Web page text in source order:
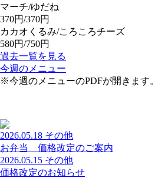
マーチ/ゆだね
370円/370円
カカオくるみ/ころころチーズ
580円/750円
過去一覧を見る
今週のメニュー
※今週のメニューのPDFが開きます。
2026.05.18 その他
お弁当 価格改定のご案内
2026.05.15 その他
価格改定のお知らせ